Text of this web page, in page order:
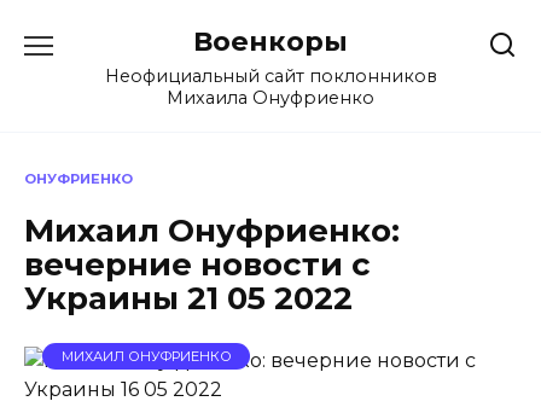
содержанию
Военкоры
Неофициальный сайт поклонников
Михаила Онуфриенко
ОНУФРИЕНКО
Михаил Онуфриенко:
вечерние новости с
Украины 21 05 2022
МИХАИЛ ОНУФРИЕНКО